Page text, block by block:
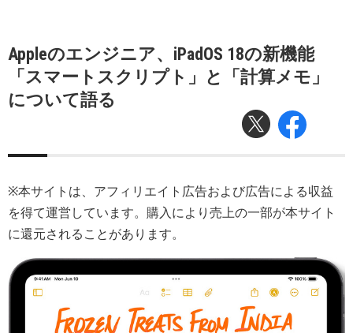
Appleのエンジニア、iPadOS 18の新機能
「スマートスクリプト」と「計算メモ」
について語る
※本サイトは、アフィリエイト広告および広告による収益
を得て運営しています。購入により売上の一部が本サイト
に還元されることがあります。